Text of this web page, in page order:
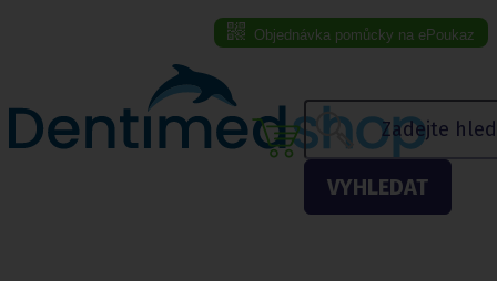
Objednávka pomůcky na ePoukaz
VYHLEDAT